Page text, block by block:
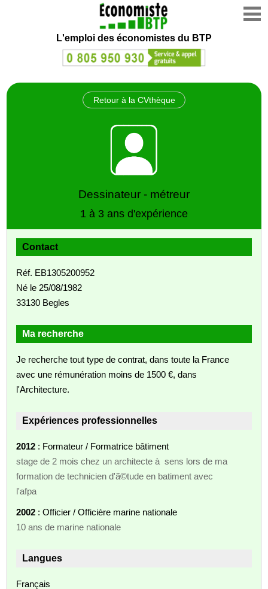
L'emploi des économistes du BTP
Retour à la CVthèque
Dessinateur - métreur
1 à 3 ans d'expérience
Contact
Réf. EB1305200952
Né le 25/08/1982
33130 Begles
Ma recherche
Je recherche tout type de contrat, dans toute la France
avec une rémunération moins de 1500 €, dans
l'Architecture.
Expériences professionnelles
2012 : Formateur / Formatrice bâtiment
stage de 2 mois chez un architecte à sens lors de ma
formation de technicien d'ã©tude en batiment avec
l'afpa
2002 : Officier / Officière marine nationale
10 ans de marine nationale
Langues
Français